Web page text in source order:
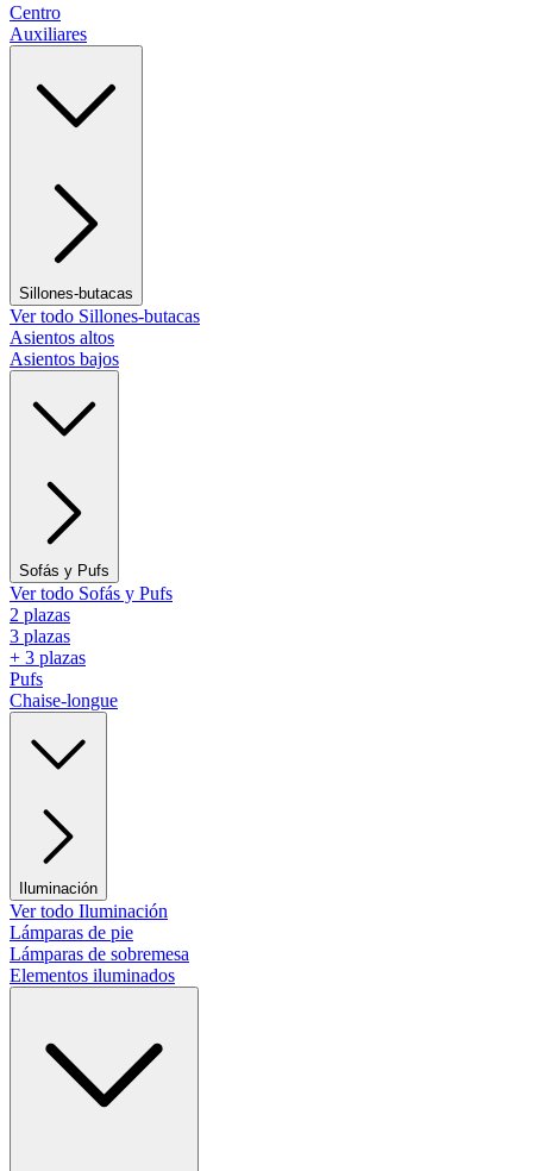
Centro
Auxiliares
Sillones-butacas
Ver todo Sillones-butacas
Asientos altos
Asientos bajos
Sofás y Pufs
Ver todo Sofás y Pufs
2 plazas
3 plazas
+ 3 plazas
Pufs
Chaise-longue
Iluminación
Ver todo Iluminación
Lámparas de pie
Lámparas de sobremesa
Elementos iluminados